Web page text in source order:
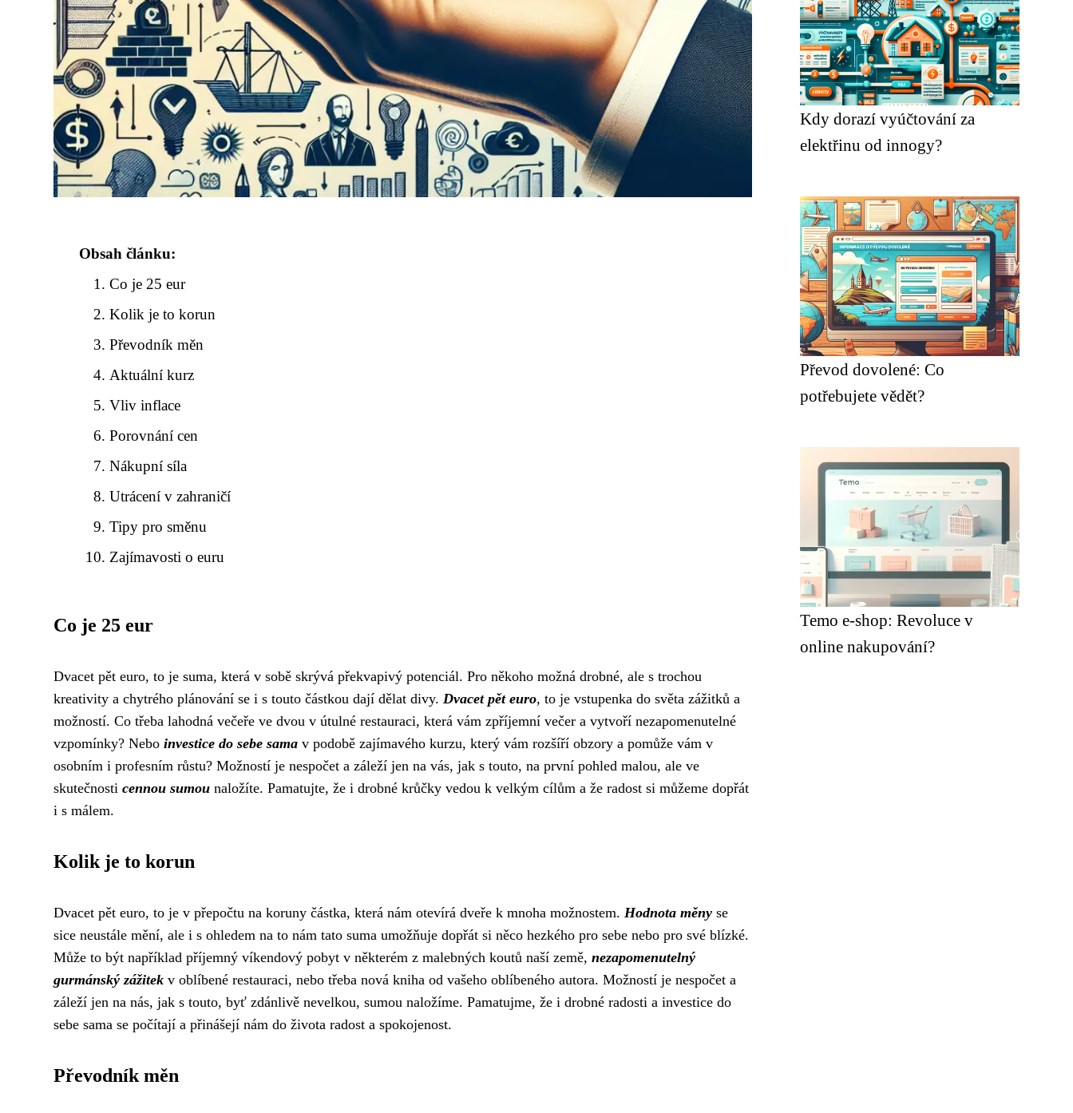
Obsah článku:
Co je 25 eur
Kolik je to korun
Převodník měn
Aktuální kurz
Vliv inflace
Porovnání cen
Nákupní síla
Utrácení v zahraničí
Tipy pro směnu
Zajímavosti o euru
Co je 25 eur
Dvacet pět euro, to je suma, která v sobě skrývá překvapivý potenciál. Pro někoho možná drobné, ale s trochou
kreativity a chytrého plánování se i s touto částkou dají dělat divy. Dvacet pět euro, to je vstupenka do světa zážitků a
možností. Co třeba lahodná večeře ve dvou v útulné restauraci, která vám zpříjemní večer a vytvoří nezapomenutelné
vzpomínky? Nebo investice do sebe sama v podobě zajímavého kurzu, který vám rozšíří obzory a pomůže vám v
osobním i profesním růstu? Možností je nespočet a záleží jen na vás, jak s touto, na první pohled malou, ale ve
skutečnosti cennou sumou naložíte. Pamatujte, že i drobné krůčky vedou k velkým cílům a že radost si můžeme dopřát
i s málem.
Kolik je to korun
Dvacet pět euro, to je v přepočtu na koruny částka, která nám otevírá dveře k mnoha možnostem. Hodnota měny se
sice neustále mění, ale i s ohledem na to nám tato suma umožňuje dopřát si něco hezkého pro sebe nebo pro své blízké.
Může to být například příjemný víkendový pobyt v některém z malebných koutů naší země, nezapomenutelný
gurmánský zážitek v oblíbené restauraci, nebo třeba nová kniha od vašeho oblíbeného autora. Možností je nespočet a
záleží jen na nás, jak s touto, byť zdánlivě nevelkou, sumou naložíme. Pamatujme, že i drobné radosti a investice do
sebe sama se počítají a přinášejí nám do života radost a spokojenost.
Převodník měn
Kdy dorazí vyúčtování za
elektřinu od innogy?
Převod dovolené: Co
potřebujete vědět?
Temo e-shop: Revoluce v
online nakupování?